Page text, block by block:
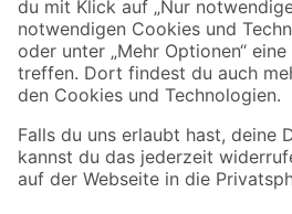
Jetzt die toom-App herunterladen
Alle Preisangaben in EUR inkl. gesetzl. MwSt.. Die
Umständen nicht in allen Märkten verfügbar. Die